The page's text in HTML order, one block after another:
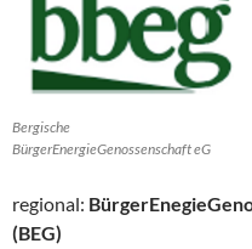
Bergische
BürgerEnergieGenossenschaft eG
regional:
(BEG)